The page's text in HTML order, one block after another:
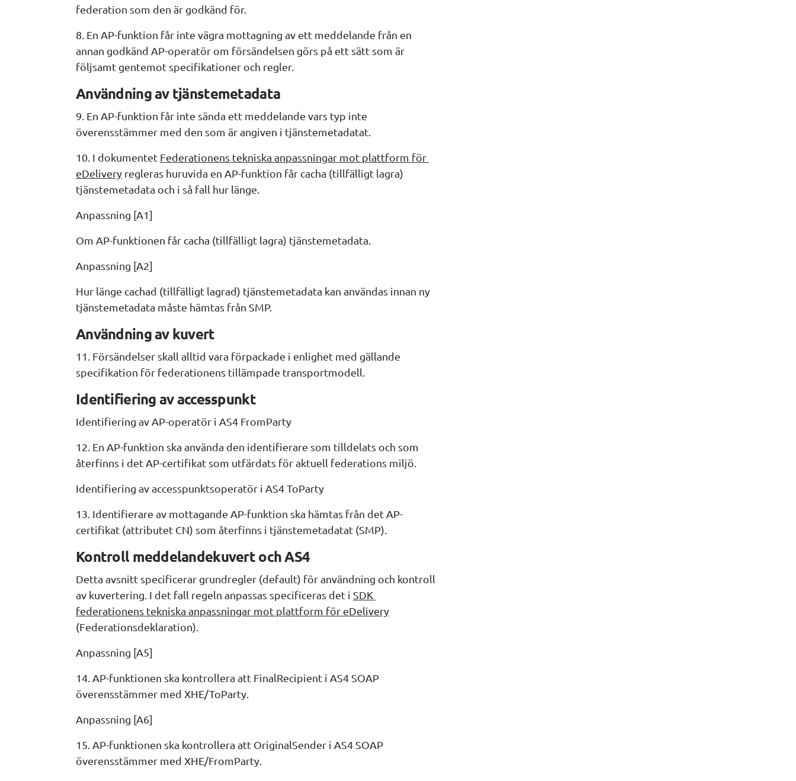
federation som den är godkänd för.
8. En AP-funktion får inte vägra mottagning av ett meddelande från en
annan godkänd AP-operatör om försändelsen görs på ett sätt som är
följsamt gentemot specifikationer och regler.
Användning av tjänstemetadata
9. En AP-funktion får inte sända ett meddelande vars typ inte
överensstämmer med den som är angiven i tjänstemetadatat.
10. I dokumentet Federationens tekniska anpassningar mot plattform för
eDelivery regleras huruvida en AP-funktion får cacha (tillfälligt lagra)
tjänstemetadata och i så fall hur länge.
Anpassning [A1]
Om AP-funktionen får cacha (tillfälligt lagra) tjänstemetadata.
Anpassning [A2]
Hur länge cachad (tillfälligt lagrad) tjänstemetadata kan användas innan ny
tjänstemetadata måste hämtas från SMP.
Användning av kuvert
11. Försändelser skall alltid vara förpackade i enlighet med gällande
specifikation för federationens tillämpade transportmodell.
Identifiering av accesspunkt
Identifiering av AP-operatör i AS4 FromParty
12. En AP-funktion ska använda den identifierare som tilldelats och som
återfinns i det AP-certifikat som utfärdats för aktuell federations miljö.
Identifiering av accesspunktsoperatör i AS4 ToParty
13. Identifierare av mottagande AP-funktion ska hämtas från det AP-
certifikat (attributet CN) som återfinns i tjänstemetadatat (SMP).
Kontroll meddelandekuvert och AS4
Detta avsnitt specificerar grundregler (default) för användning och kontroll
av kuvertering. I det fall regeln anpassas specificeras det i SDK
federationens tekniska anpassningar mot plattform för eDelivery
(Federationsdeklaration).
Anpassning [A5]
14. AP-funktionen ska kontrollera att FinalRecipient i AS4 SOAP
överensstämmer med XHE/ToParty.
Anpassning [A6]
15. AP-funktionen ska kontrollera att OriginalSender i AS4 SOAP
överensstämmer med XHE/FromParty.